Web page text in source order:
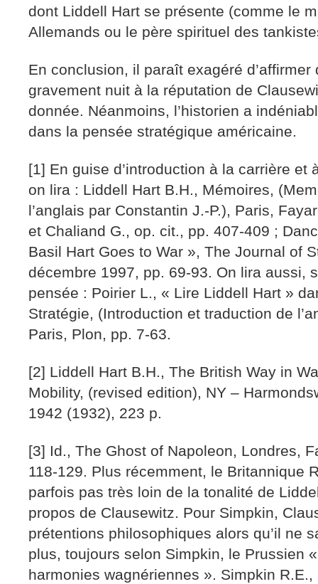
dont Liddell Hart se présente (comme le
Allemands ou le père spirituel des
En conclusion, il paraît exagéré d’affirmer
gravement nuit à la réputation de
donnée. Néanmoins, l’historien a
dans la pensée stratégique américaine.
[1] En guise d’introduction à la carrière et
on lira : Liddell Hart B.H., Mémoires,
l’anglais par Constantin J.-P.), Paris,
et Chaliand G., op. cit., pp. 407-409 ;
Basil Hart Goes to War », The Journal of
décembre 1997, pp. 69-93. On lira aussi,
pensée : Poirier L., « Lire Liddell Hart »
Stratégie, (Introduction et traduction de
Paris, Plon, pp. 7-63.
[2] Liddell Hart B.H., The British Way in
Mobility, (revised edition), NY –
1942 (1932), 223 p.
[3] Id., The Ghost of Napoleon, Londres,
118-129. Plus récemment, le Britannique
parfois pas très loin de la tonalité de
propos de Clausewitz. Pour Simpkin,
prétentions philosophiques alors qu’il ne
plus, toujours selon Simpkin, le Prussien
harmonies wagnériennes ». Simpkin